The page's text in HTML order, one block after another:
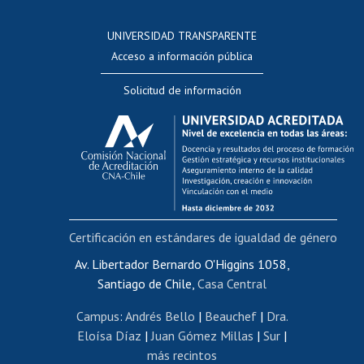
Evaluación docente
Calificación académica
Postulación al AUCAI
Funcionarias/os
Cursos internos de capacitación
Bienestar del personal
Portal de movilidad interna
Certificado de renta
Certificado de renta honorarios
Editar páginas blancas
UNIVERSIDAD TRANSPARENTE
Acceso a información pública
Solicitud de información
Av. Libertador Bernardo O'Higgins 1058,
Santiago de Chile, Casa Central
Campus: Andrés Bello | Beauchef| Dra.
Eloísa Díaz |Juan Gómez Millas | Sur |
más recintos
Certificación en estándares de igualdad de género